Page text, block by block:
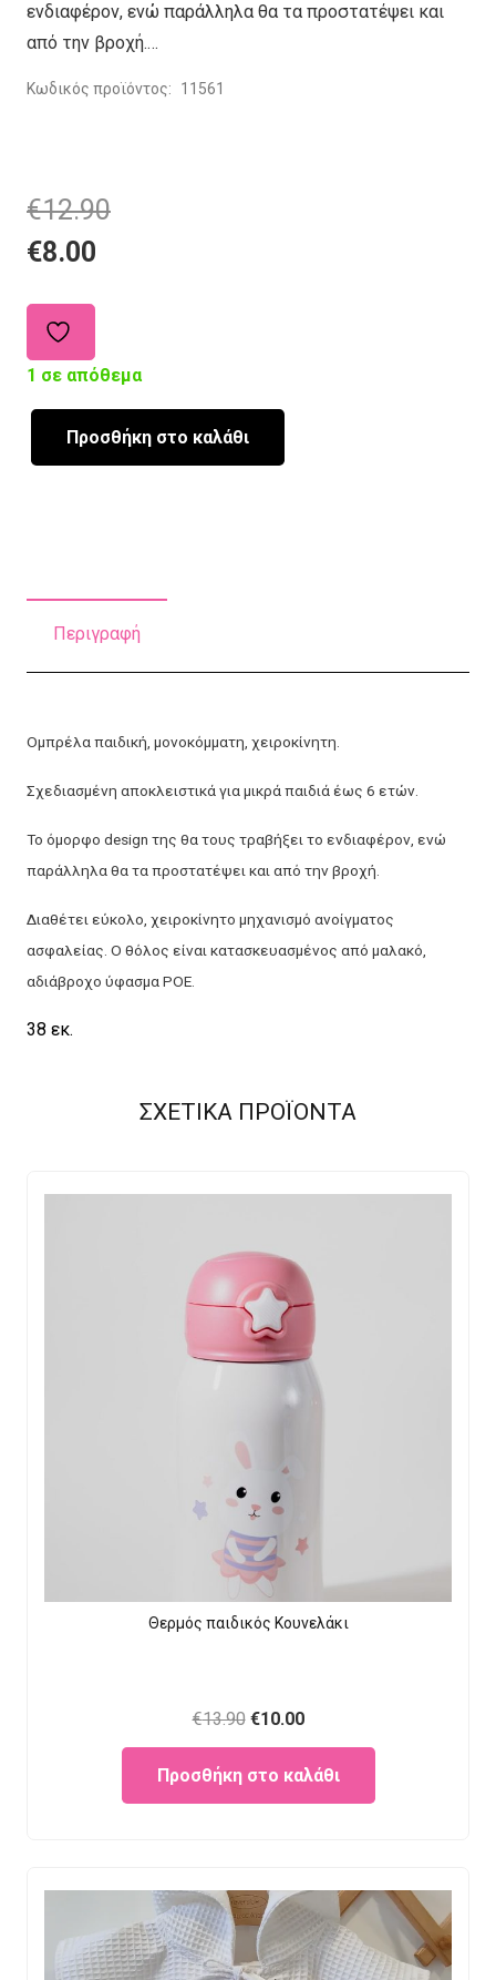
ενδιαφέρον, ενώ παράλληλα θα τα προστατέψει και
από την βροχή.…
Κωδικός προϊόντος: 11561
€12.90
Original
price
was:
€12.90.
€8.00
Current
price
is:
€8.00.
1 σε απόθεμα
ΟΜΠΡΕΛΑ
38εκ.
POE
ποσότητα
Προσθήκη στο καλάθι
Περιγραφή
Ομπρέλα παιδική, μονοκόμματη, χειροκίνητη.
Σχεδιασμένη αποκλειστικά για μικρά παιδιά έως 6 ετών.
Το όμορφο design της θα τους τραβήξει το ενδιαφέρον, ενώ
παράλληλα θα τα προστατέψει και από την βροχή.
Διαθέτει εύκολο, χειροκίνητο μηχανισμό ανοίγματος
ασφαλείας. Ο θόλος είναι κατασκευασμένος από μαλακό,
αδιάβροχο ύφασμα POE.
38 εκ.
ΣΧΕΤΙΚΑ ΠΡΟΪΟΝΤΑ
Θερμός παιδικός Κουνελάκι
€13.90 Original
price
was:
€10.00Current
price
is:
Προσθήκη στο καλάθι